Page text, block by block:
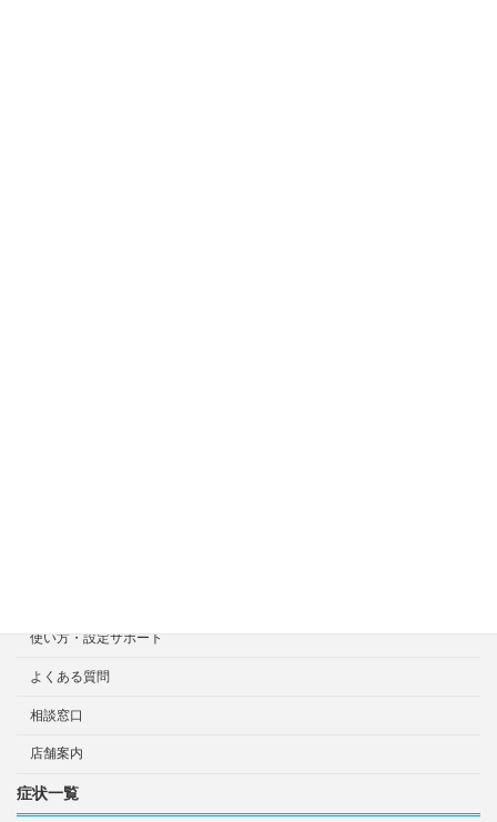
使い方・設定サポート
よくある質問
相談窓口
店舗案内
症状一覧